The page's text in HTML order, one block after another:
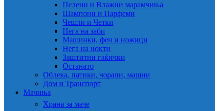
Пелени и Влажни марамчиња
Шампони и Парфеми
Чешли и Четки
Нега на заби
Машинки, фен и ножици
Нега на нокти
Заштитни гаќички
Останато
Облека, патики, чорапи, машни
Дом и Транспорт
Мачиња
Храна за маче